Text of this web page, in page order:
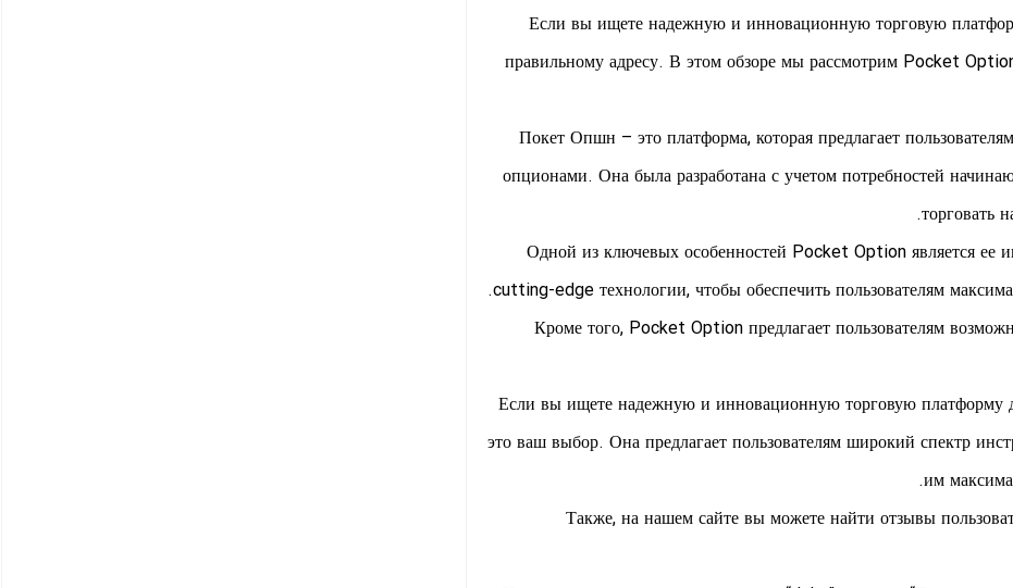
Если вы ищете надежную и инновационную торговую
правильному адресу. В этом обзоре мы рассмотрим Pocket
Покет Опшн – это платформа, которая предлагает
опционами. Она была разработана с учетом потребностей
торговать
Одной из ключевых особенностей Pocket Option является ее
cutting-edge технологии, чтобы обеспечить пользователям
Кроме того, Pocket Option предлагает пользователям
Если вы ищете надежную и инновационную торговую
это ваш выбор. Она предлагает пользователям широкий спектр
им
Также, на нашем сайте вы можете найти отзывы